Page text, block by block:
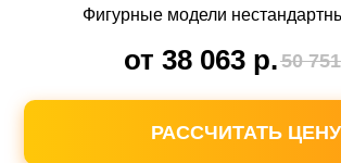
Фигурные модели
от 38 063 р.50 751
РАССЧИТАТЬ ЦЕНУ